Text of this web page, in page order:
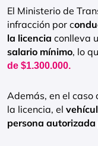
El Ministerio de
infracción por c
la licencia conlleva
salario mínimo, lo
de $1.300.000.
Además, en el caso
la licencia, el
persona